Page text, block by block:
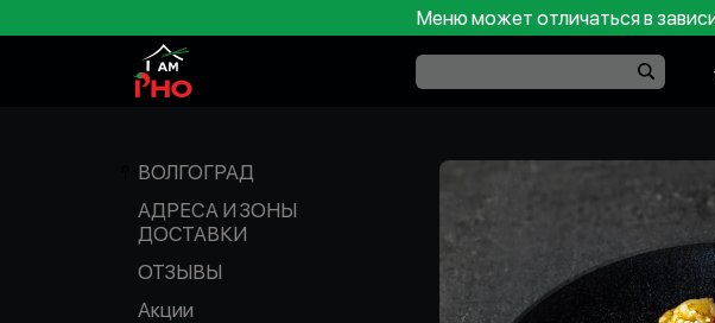
Меню может отличаться в
ВОЛГОГРАД
АДРЕСА И ЗОНЫ
ДОСТАВКИ
ОТЗЫВЫ
Акции